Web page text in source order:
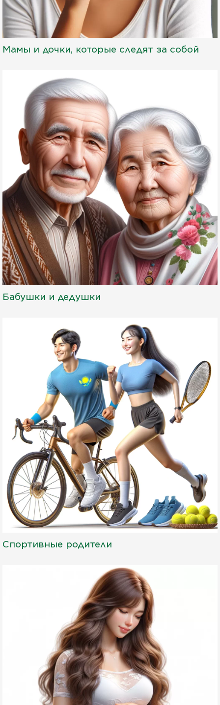
Мамы и дочки, которые следят за собой
Бабушки и дедушки
Спортивные родители